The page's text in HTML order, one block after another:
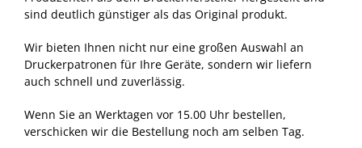
sind deutlich günstiger als das Original produkt.
Wir bieten Ihnen nicht nur eine großen Auswahl an
Druckerpatronen für Ihre Geräte, sondern wir liefern
auch schnell und zuverlässig.
Wenn Sie an Werktagen vor 15.00 Uhr bestellen,
verschicken wir die Bestellung noch am selben Tag.